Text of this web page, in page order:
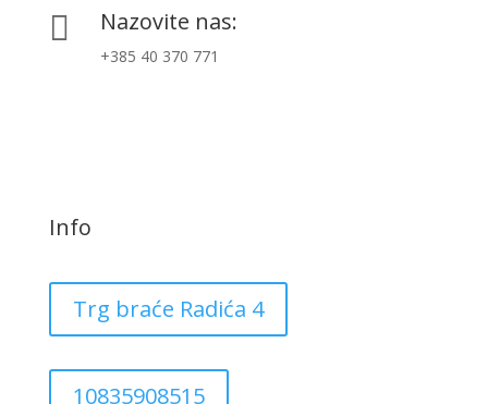
 Nazovite nas:
+385 40 370 771
Info
Trg braće Radića 4
10835908515